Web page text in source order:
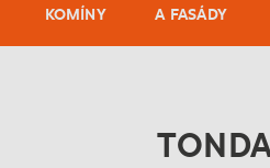
KOMÍNY
A FASÁDY